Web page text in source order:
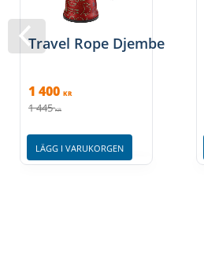
Travel Rope Djembe
1 400 KR
1 445 KR
LÄGG I VARUKORGEN